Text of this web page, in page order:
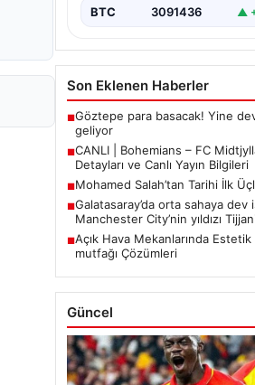
BTC 3091436 ▲
Son Eklenen Haberler
■Göztepe para basacak! Yine
geliyor
■CANLI | Bohemians – FC
Detayları ve Canlı Yayın Bilgileri
■Mohamed Salah’tan Tarihi İlk
■Galatasaray’da orta sahaya dev
Manchester City’nin yıldızı
■Açık Hava Mekanlarında
mutfağı Çözümleri
Güncel